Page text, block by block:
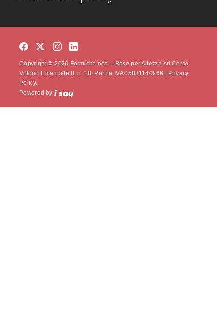
Copyright © 2026 Formiche.net. – Base per Altezza srl Corso
Vittorio Emanuele II, n. 18, Partita IVA 05831140966 |
Privacy
Policy.
Powered by